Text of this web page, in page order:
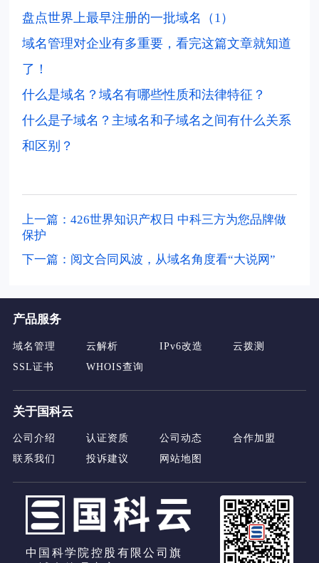
盘点世界上最早注册的一批域名（1）
域名管理对企业有多重要，看完这篇文章就知道
了！
什么是域名？域名有哪些性质和法律特征？
什么是子域名？主域名和子域名之间有什么关系
和区别？
上一篇：426世界知识产权日 中科三方为您品牌做
保护
下一篇：阅文合同风波，从域名角度看“大说网”
产品服务
域名管理 云解析 IPv6改造
云拨测
SSL证书
WHOIS查询
关于国科云
公司介绍 认证资质 公司动态
合作加盟
联系我们
投诉建议 网站地图
中国科学院控股有限公司旗